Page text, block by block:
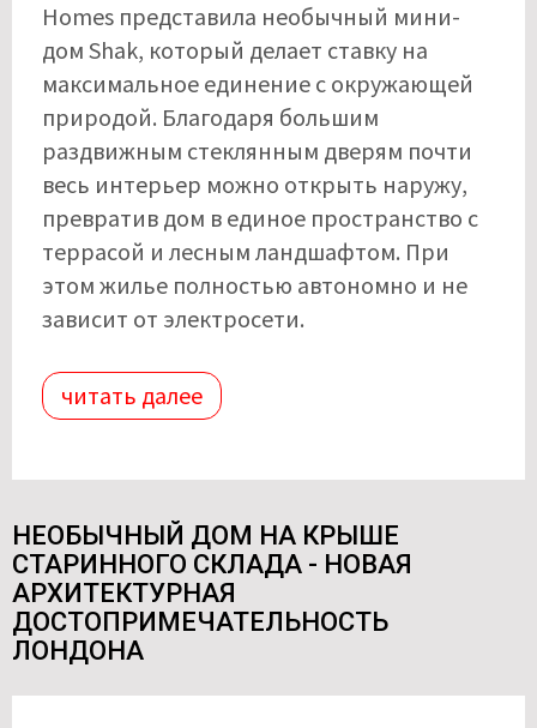
Homes представила необычный мини-
дом Shak, который делает ставку на
максимальное единение с окружающей
природой. Благодаря большим
раздвижным стеклянным дверям почти
весь интерьер можно открыть наружу,
превратив дом в единое пространство с
террасой и лесным ландшафтом. При
этом жилье полностью автономно и не
зависит от электросети.
читать далее
НЕОБЫЧНЫЙ ДОМ НА КРЫШЕ
СТАРИННОГО СКЛАДА - НОВАЯ
АРХИТЕКТУРНАЯ
ДОСТОПРИМЕЧАТЕЛЬНОСТЬ
ЛОНДОНА